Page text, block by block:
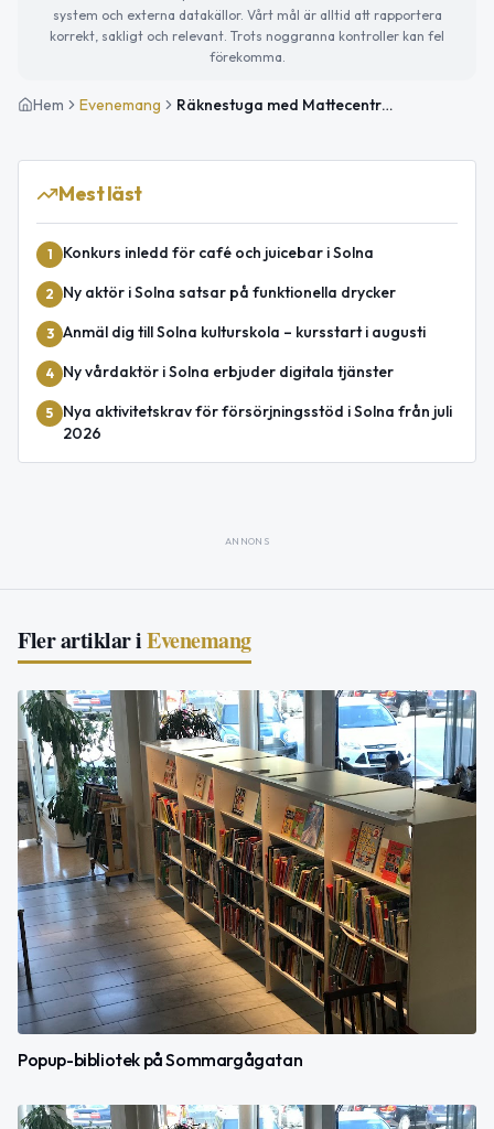
system och externa datakällor. Vårt mål är alltid att rapportera
korrekt, sakligt och relevant. Trots noggranna kontroller kan fel
förekomma.
Hem Evenemang Räknestuga med Mattecentrum på Solna bibliotek
Mest läst
1 Konkurs inledd för café och juicebar i Solna
2 Ny aktör i Solna satsar på funktionella drycker
3 Anmäl dig till Solna kulturskola – kursstart i augusti
4 Ny vårdaktör i Solna erbjuder digitala tjänster
5
Nya aktivitetskrav för försörjningsstöd i Solna från juli
2026
ANNONS
Fler artiklar iEvenemang
Popup-bibliotek på Sommargågatan